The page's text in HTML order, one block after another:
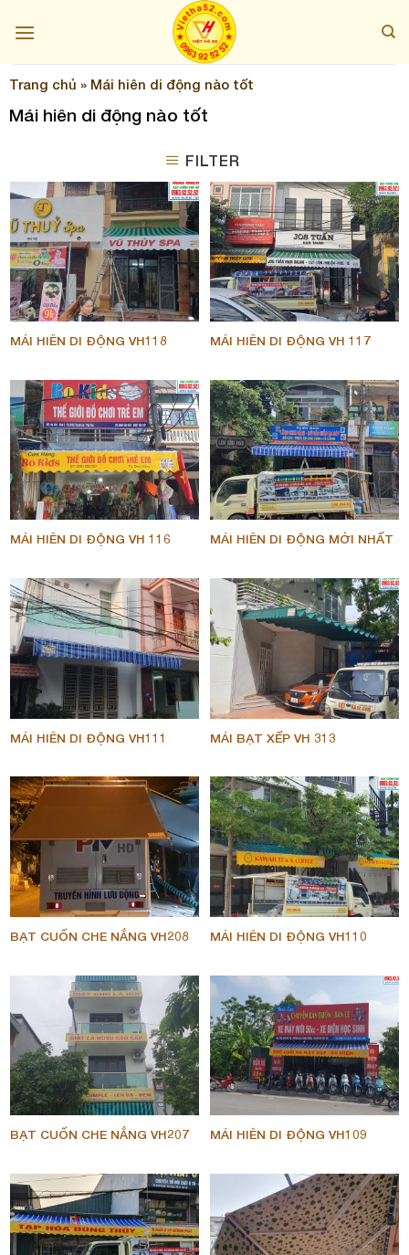
Trang chủ » Mái hiên di động nào tốt
Mái hiên di động nào tốt
FILTER
MÁI HIÊN DI ĐỘNG VH118 MÁI HIÊN DI ĐỘNG VH 117
MÁI HIÊN DI ĐỘNG VH 116 MÁI HIÊN DI ĐỘNG MỚI NHẤT
MÁI HIÊN DI ĐỘNG VH111 MÁI BẠT XẾP VH 313
BẠT CUỐN CHE NẮNG VH208 MÁI HIÊN DI ĐỘNG VH110
BẠT CUỐN CHE NẮNG VH207 MÁI HIÊN DI ĐỘNG VH109